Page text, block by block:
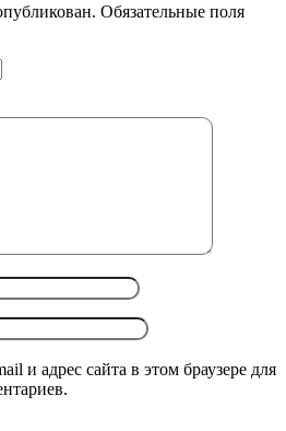
Обязательные поля
и адрес сайта в этом браузере для